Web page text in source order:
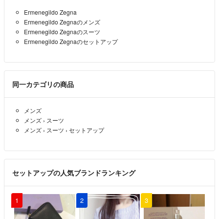
応え致しかねます。完全なものをお求めの神経質な方は購入をお控えくだ
#リクルート
#フレッシャーズ
#ビームス
#ロロピアーナ
#ErmenegildoZegna
#エルメネジルド・ゼニア
#イタリア
#スーツ
#ロロピアーナ スーツ
#スーツカンパニー
#ユニバーサルランゲージ
にお値下げしていただくことは可能でしょうか？よろしくお願いいた
します。
namasute0529- 1年以上前
値下げ致しました^_^お早めにご購入宜しくお願い致します！
Ermenegildo Zegna
Ermenegildo Zegnaのメンズ
Ermenegildo Zegnaのスーツ
Ermenegildo Zegnaのセットアップ
同一カテゴリの商品
メンズ
メンズ › スーツ
メンズ › スーツ › セットアップ
セットアップの人気ブランドランキング
1 2 3